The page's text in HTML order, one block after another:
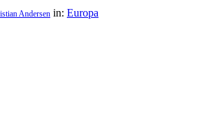
Andersen in: Europa